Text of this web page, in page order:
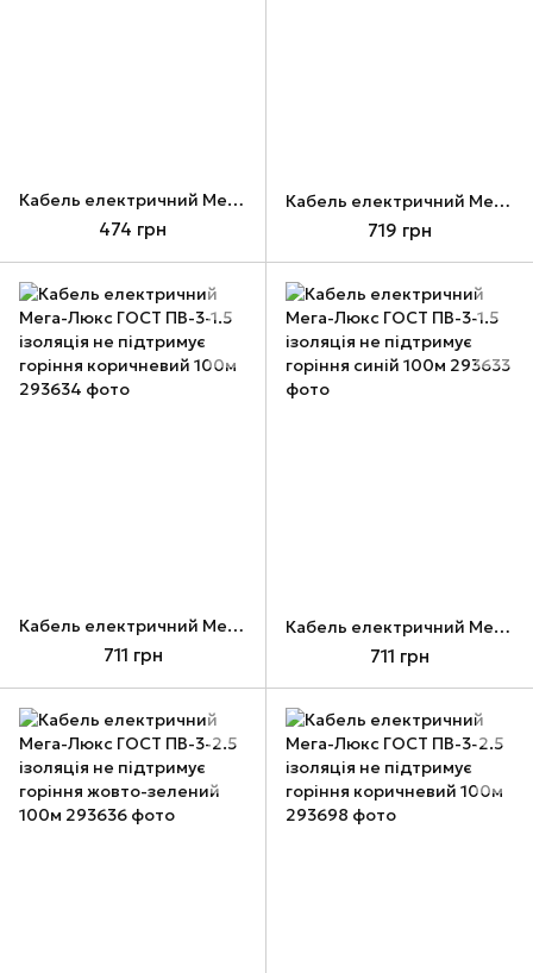
Кабель електричний Мега-Люкс ГОСТ ПВ-3-1 ізоляція не підтримує горіння чорний 100м
474 грн
Кабель електричний Мега-Люкс ГОСТ ПВ-3-1.5 ізоляція не підтримує горіння жовто-зелений 100м
719 грн
Кабель електричний Мега-Люкс ГОСТ ПВ-3-1.5 ізоляція не підтримує горіння коричневий 100м
711 грн
Кабель електричний Мега-Люкс ГОСТ ПВ-3-1.5 ізоляція не підтримує горіння синій 100м
711 грн